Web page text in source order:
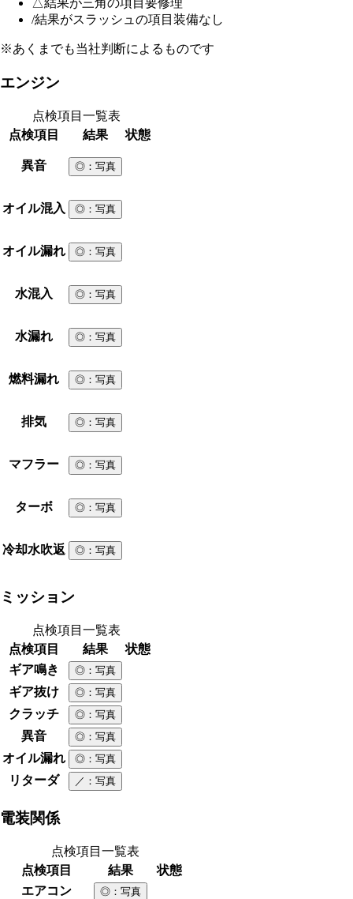
△結果が三角の項目 要修理
/結果がスラッシュの項目 装備なし
※あくまでも当社判断によるものです
エンジン
点検項目一覧表
点検項目
結果 状態
異音 ◎ ：写真
オイル混入 ◎ ：写真
オイル漏れ ◎ ：写真
水混入 ◎ ：写真
水漏れ ◎ ：写真
燃料漏れ ◎ ：写真
排気 ◎ ：写真
マフラー ◎ ：写真
ターボ ◎ ：写真
冷却水吹返 ◎ ：写真
ミッション
点検項目一覧表
点検項目
結果
状態
ギア鳴き
◎ ：写真
ギア抜け ◎ ：写真
クラッチ ◎ ：写真
異音 ◎ ：写真
オイル漏れ ◎ ：写真
リターダ ／ ：写真
電装関係
点検項目一覧表
点検項目
結果
状態
エアコン
◎ ：写真